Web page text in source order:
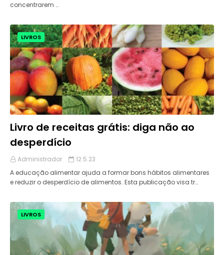
concentrarem …
LIVROS
Livro de receitas grátis: diga não ao
desperdício
Administrador
12.5.23
A educação alimentar ajuda a formar bons hábitos alimentares
e reduzir o desperdício de alimentos. Esta publicação visa tr…
LIVROS